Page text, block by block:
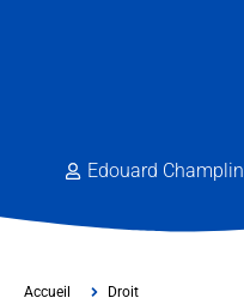
Edouard Champlin
Accueil
Droit